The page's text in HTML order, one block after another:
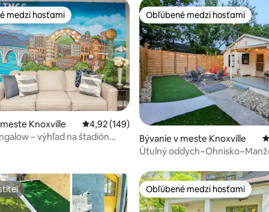
z 5, počet hodnotení: 104
medzi hosťami
medzi hosťami
Knoxville Priemerné ohodnotenie 4,92 z 5, počet
4,92 (149)
– výhľad na štadión
Obľúbené medzi hosťami
Obľúbené medzi hosťami
Bývanie v meste Knoxville
Útulný
Obľúbené medzi hosťami
Obľúbené medzi hosťami